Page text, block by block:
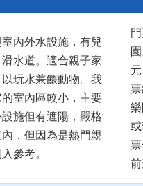
內外水設施，有兒
水道。適合親子家
玩水兼餵動物。我
室內區較小，主要
施但有遮陽，嚴格
，但因為是熱門親
參考。
前